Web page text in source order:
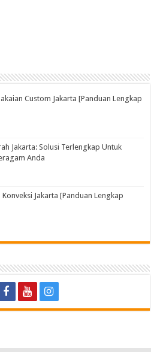
Custom Jakarta [Panduan Lengkap
Jakarta: Solusi Terlengkap Untuk
Anda
Jakarta [Panduan Lengkap